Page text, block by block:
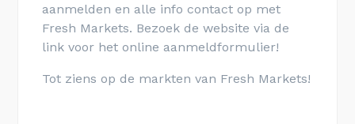
aanmelden en alle info contact op met
Fresh Markets. Bezoek de website via de
link voor het online aanmeldformulier!
Tot ziens op de markten van Fresh Markets!